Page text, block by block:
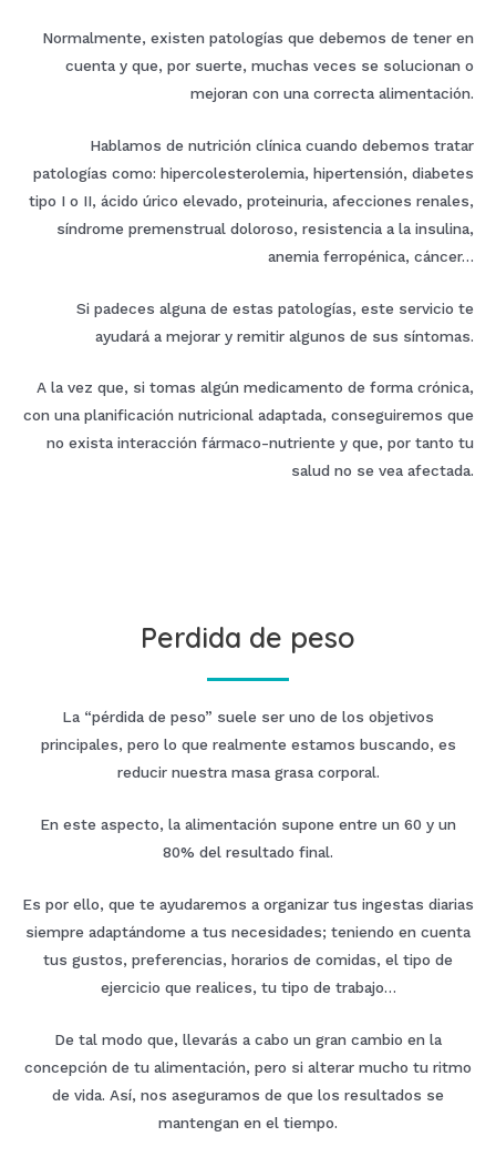
Normalmente, existen patologías que debemos de tener en
cuenta y que, por suerte, muchas veces se solucionan o
mejoran con una correcta alimentación.
Hablamos de nutrición clínica cuando debemos tratar
patologías como: hipercolesterolemia, hipertensión, diabetes
tipo I o II, ácido úrico elevado, proteinuria, afecciones renales,
síndrome premenstrual doloroso, resistencia a la insulina,
anemia ferropénica, cáncer…
Si padeces alguna de estas patologías, este servicio te
ayudará a mejorar y remitir algunos de sus síntomas.
A la vez que, si tomas algún medicamento de forma crónica,
con una planificación nutricional adaptada, conseguiremos que
no exista interacción fármaco-nutriente y que, por tanto tu
salud no se vea afectada.
Perdida de peso
La “pérdida de peso” suele ser uno de los objetivos
principales, pero lo que realmente estamos buscando, es
reducir nuestra masa grasa corporal.
En este aspecto, la alimentación supone entre un 60 y un
80% del resultado final.
Es por ello, que te ayudaremos a organizar tus ingestas diarias
siempre adaptándome a tus necesidades; teniendo en cuenta
tus gustos, preferencias, horarios de comidas, el tipo de
ejercicio que realices, tu tipo de trabajo…
De tal modo que, llevarás a cabo un gran cambio en la
concepción de tu alimentación, pero si alterar mucho tu ritmo
de vida. Así, nos aseguramos de que los resultados se
mantengan en el tiempo.